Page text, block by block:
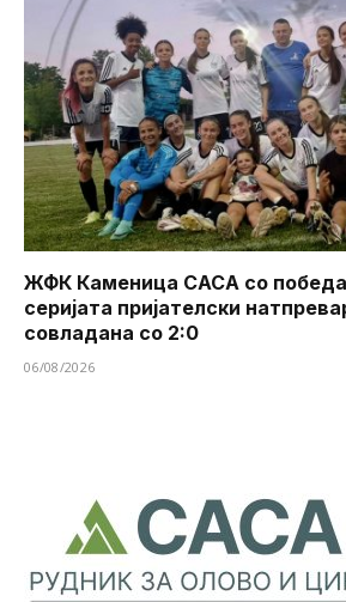
ЖФК Каменица САСА со победа
серијата пријателски
совладана со 2:0
06/08/2026